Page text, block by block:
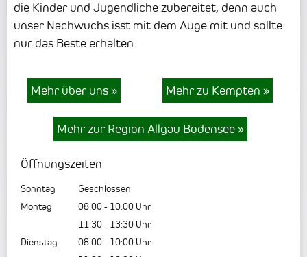
die Kinder und Jugendliche zubereitet, denn auch
unser Nachwuchs isst mit dem Auge mit und sollte
nur das Beste erhalten.
Mehr über uns» Mehr zu Kempten »
Mehr zur Region Allgäu Bodensee »
Öffnungszeiten
Sonntag
Geschlossen
Montag
08:00- 10:00 Uhr
11:30- 13:30 Uhr
Dienstag
08:00- 10:00 Uhr